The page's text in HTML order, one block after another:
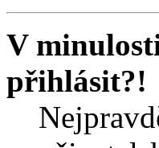
V
přihlásit?!